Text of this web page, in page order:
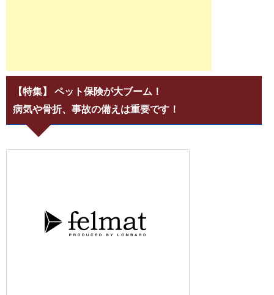
【特集】 ペット保険が大ブーム！
病気や骨折、事故の備えは重要です！